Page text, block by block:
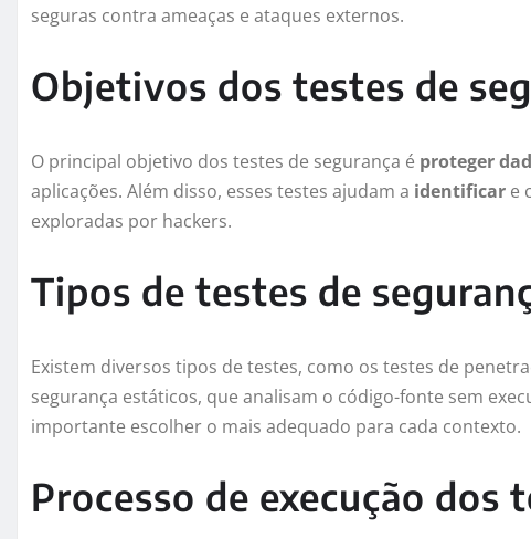
seguras contra ameaças e ataques externos.
Objetivos dos testes de
O principal objetivo dos testes de segurança é proteger
aplicações. Além disso, esses testes ajudam a identificar e
exploradas por hackers.
Tipos de testes de
Existem diversos tipos de testes, como os testes de
segurança estáticos, que analisam o código-fonte sem
importante escolher o mais adequado para cada contexto.
Processo de execução dos